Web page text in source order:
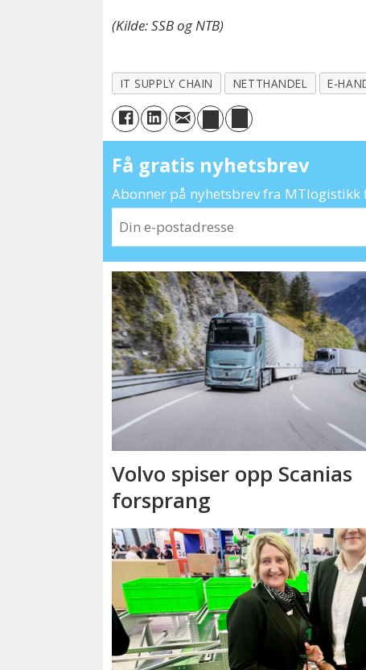
(Kilde: SSB og NTB)
IT SUPPLY CHAIN NETTHANDEL E-
Få gratis nyhetsbrev
Abonner på nyhetsbrev fra MTlogistikk
Volvo spiser opp Scanias
forsprang